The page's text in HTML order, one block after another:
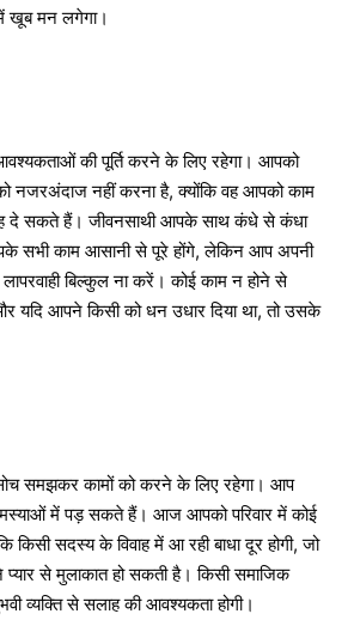
में खूब मन लगेगा।
की पूर्ति करने के लिए रहेगा। आपको
नजरअंदाज नहीं करना है, क्योंकि वह आपको काम
दे सकते हैं। जीवनसाथी आपके साथ कंधे से कंधा
सभी काम आसानी से पूरे होंगे, लेकिन आप अपनी
बिल्कुल ना करें। कोई काम न होने से
यदि आपने किसी को धन उधार दिया था, तो उसके
समझकर कामों को करने के लिए रहेगा। आप
में पड़ सकते हैं। आज आपको परिवार में कोई
किसी सदस्य के विवाह में आ रही बाधा दूर होगी, जो
से मुलाकात हो सकती है। किसी समाजिक
व्यक्ति से सलाह की आवश्यकता होगी।